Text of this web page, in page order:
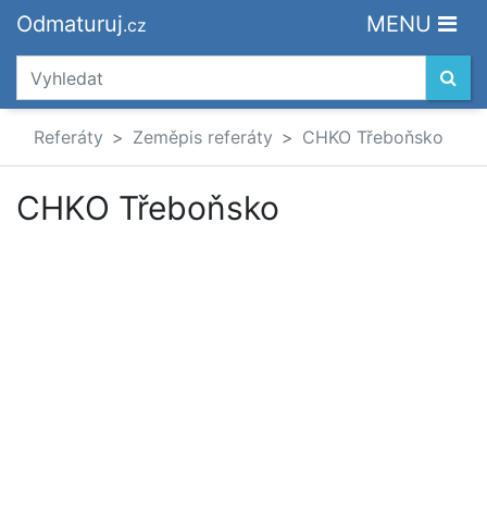
Odmaturuj.cz MENU
Referáty Zeměpis referáty CHKO Třeboňsko
CHKO Třeboňsko